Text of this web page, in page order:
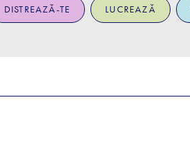
DISTREAZĂ-TE LUCREAZĂ